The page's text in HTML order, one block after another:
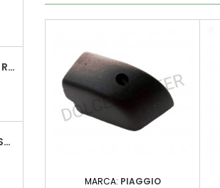
PASADOR TUERCA RUEDA VESPA
CABLE CAMBIO VESPA
MARCA: PIAGGIO